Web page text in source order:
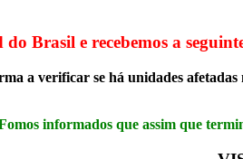
Brasil e recebemos a
a verificar se há unidades afetadas
informados que assim que